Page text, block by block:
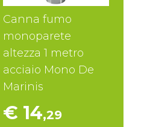
Canna fumo
monoparete
altezza 1 metro
acciaio Mono De
Marinis
€ 14,29